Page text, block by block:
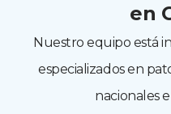
en
Nuestro equipo está
especializados en
nacionales